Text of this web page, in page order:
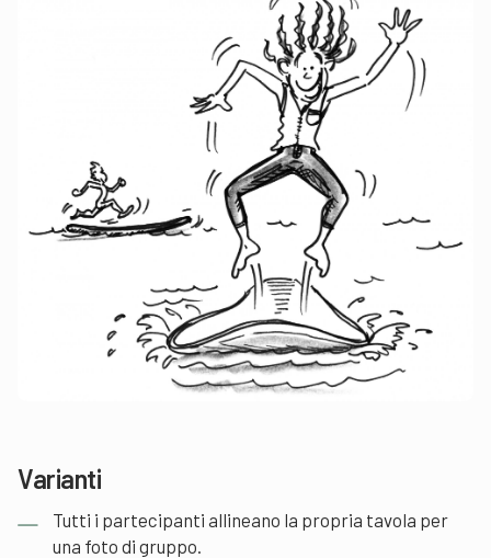
Varianti
Tutti i partecipanti allineano la propria tavola per
una foto di gruppo.